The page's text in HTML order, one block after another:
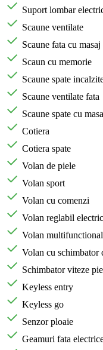
Suport lombar
Scaune ventilate
Scaune fata cu masaj
Scaun cu memorie
Scaune spate
Scaune ventilate fata
Scaune spate cu
Cotiera
Cotiera spate
Volan de piele
Volan sport
Volan cu comenzi
Volan reglabil electric
Volan multifunctional
Volan cu schimbator
Schimbator viteze
Keyless entry
Keyless go
Senzor ploaie
Geamuri fata